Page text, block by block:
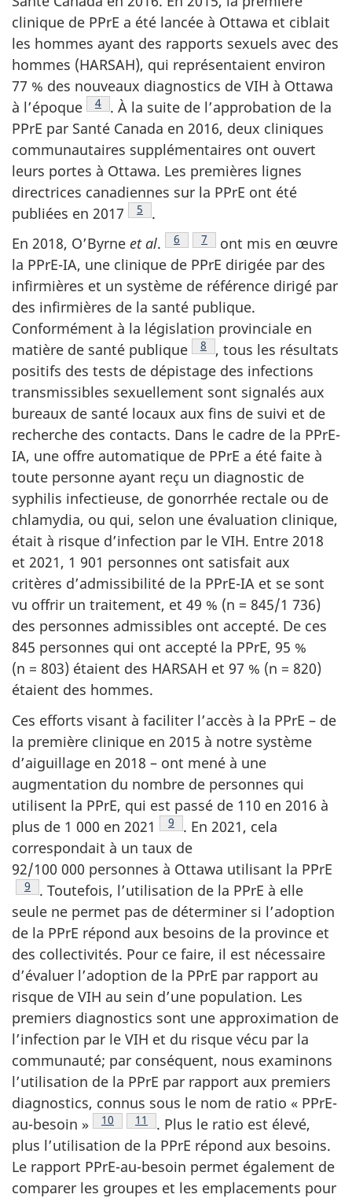
clinique de PPrE a été lancée à Ottawa et ciblait
les hommes ayant des rapports sexuels avec des
hommes (HARSAH), qui représentaient environ
77 % des nouveaux diagnostics de VIH à Ottawa
à l’époque
Note de bas de page
4
. À la suite de l’approbation de la
PPrE par Santé Canada en 2016, deux cliniques
communautaires supplémentaires ont ouvert
leurs portes à Ottawa. Les premières lignes
directrices canadiennes sur la PPrE ont été
publiées en 2017
Note de bas de page
5
.
En 2018, O’Byrne et al. Note de bas de page
6 Note de bas de page
7
ont mis en œuvre
la PPrE-IA, une clinique de PPrE dirigée par des
infirmières et un système de référence dirigé par
des infirmières de la santé publique.
Conformément à la législation provinciale en
matière de santé publique
Note de bas de page
8
, tous les résultats
positifs des tests de dépistage des infections
transmissibles sexuellement sont signalés aux
bureaux de santé locaux aux fins de suivi et de
recherche des contacts. Dans le cadre de la PPrE-
IA, une offre automatique de PPrE a été faite à
toute personne ayant reçu un diagnostic de
syphilis infectieuse, de gonorrhée rectale ou de
chlamydia, ou qui, selon une évaluation clinique,
était à risque d’infection par le VIH. Entre 2018
et 2021, 1 901 personnes ont satisfait aux
critères d’admissibilité de la PPrE-IA et se sont
vu offrir un traitement, et 49 % (n = 845/1 736)
des personnes admissibles ont accepté. De ces
845 personnes qui ont accepté la PPrE, 95 %
(n = 803) étaient des HARSAH et 97 % (n = 820)
étaient des hommes.
Ces efforts visant à faciliter l’accès à la PPrE – de
la première clinique en 2015 à notre système
d’aiguillage en 2018 – ont mené à une
augmentation du nombre de personnes qui
utilisent la PPrE, qui est passé de 110 en 2016 à
plus de 1 000 en 2021
Note de bas de page
9
. En 2021, cela
correspondait à un taux de
92/100 000 personnes à Ottawa utilisant la PPrE
Note de bas de page
9
. Toutefois, l’utilisation de la PPrE à elle
seule ne permet pas de déterminer si l’adoption
de la PPrE répond aux besoins de la province et
des collectivités. Pour ce faire, il est nécessaire
d’évaluer l’adoption de la PPrE par rapport au
risque de VIH au sein d’une population. Les
premiers diagnostics sont une approximation de
l’infection par le VIH et du risque vécu par la
communauté; par conséquent, nous examinons
l’utilisation de la PPrE par rapport aux premiers
diagnostics, connus sous le nom de ratio « PPrE-
au-besoin »
Note de bas de page
10 Note de bas de page
11
. Plus le ratio est élevé,
plus l’utilisation de la PPrE répond aux besoins.
Le rapport PPrE-au-besoin permet également de
comparer les groupes et les emplacements pour